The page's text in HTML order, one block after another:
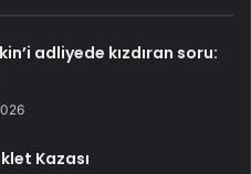
adliyede kızdıran soru:
Kazası